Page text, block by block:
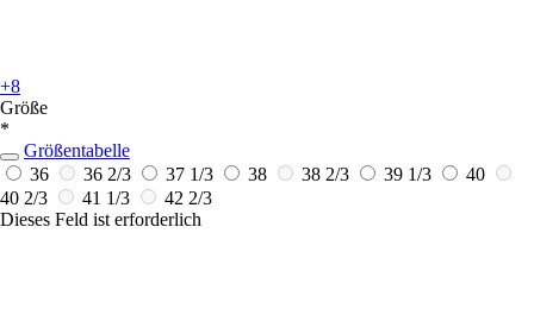
+8
Größe
*
Größentabelle
36
36 2/3 37 1/3 38 38 2/3 39 1/3
40
40 2/3
41 1/3
42 2/3
Dieses Feld ist erforderlich